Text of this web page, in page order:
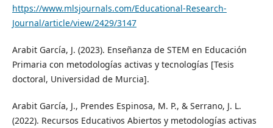
https://www.mlsjournals.com/Educational-Research-
Journal/article/view/2429/3147
Arabit García, J. (2023). Enseñanza de STEM en Educación
Primaria con metodologías activas y tecnologías [Tesis
doctoral, Universidad de Murcia].
Arabit García, J., Prendes Espinosa, M. P., & Serrano, J. L.
(2022). Recursos Educativos Abiertos y metodologías activas